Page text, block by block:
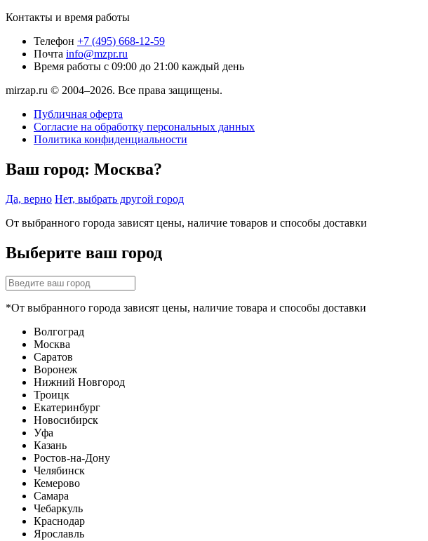
Контакты и время работы
Телефон +7 (495) 668-12-59
Почта info@mzpr.ru
Время работы с 09:00 до 21:00 каждый день
mirzap.ru © 2004–2026. Все права защищены.
Публичная оферта
Согласие на обработку персональных данных
Политика конфиденциальности
Ваш город: Москва?
Да, верно Нет, выбрать другой город
От выбранного города зависят цены, наличие товаров и способы доставки
Выберите ваш город
*От выбранного города зависят цены, наличие товара и способы доставки
Волгоград
Москва
Саратов
Воронеж
Нижний Новгород
Троицк
Екатеринбург
Новосибирск
Уфа
Казань
Ростов-на-Дону
Челябинск
Кемерово
Самара
Чебаркуль
Краснодар
Ярославль